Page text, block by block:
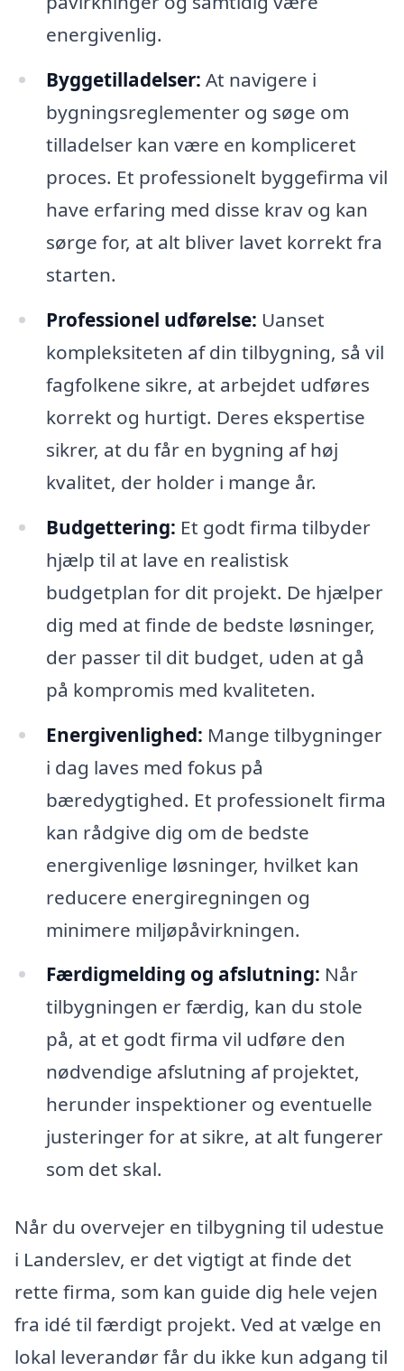
energivenlig.
Byggetilladelser: At navigere i
bygningsreglementer og søge om
tilladelser kan være en kompliceret
proces. Et professionelt byggefirma vil
have erfaring med disse krav og kan
sørge for, at alt bliver lavet korrekt fra
starten.
Professionel udførelse: Uanset
kompleksiteten af din tilbygning, så vil
fagfolkene sikre, at arbejdet udføres
korrekt og hurtigt. Deres ekspertise
sikrer, at du får en bygning af høj
kvalitet, der holder i mange år.
Budgettering: Et godt firma tilbyder
hjælp til at lave en realistisk
budgetplan for dit projekt. De hjælper
dig med at finde de bedste løsninger,
der passer til dit budget, uden at gå
på kompromis med kvaliteten.
Energivenlighed: Mange tilbygninger
i dag laves med fokus på
bæredygtighed. Et professionelt firma
kan rådgive dig om de bedste
energivenlige løsninger, hvilket kan
reducere energiregningen og
minimere miljøpåvirkningen.
Færdigmelding og afslutning: Når
tilbygningen er færdig, kan du stole
på, at et godt firma vil udføre den
nødvendige afslutning af projektet,
herunder inspektioner og eventuelle
justeringer for at sikre, at alt fungerer
som det skal.
Når du overvejer en tilbygning til udestue
i Landerslev, er det vigtigt at finde det
rette firma, som kan guide dig hele vejen
fra idé til færdigt projekt. Ved at vælge en
lokal leverandør får du ikke kun adgang til